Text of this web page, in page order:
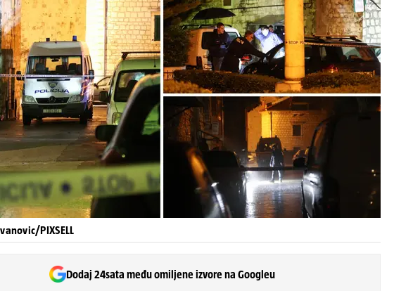
PIXSELL
Dodaj 24sata među omiljene izvore na Googleu